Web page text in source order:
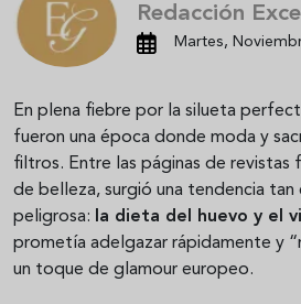
Redacción
Martes,
En plena fiebre por la silueta
fueron una época donde moda y
filtros. Entre las páginas de revistas
de belleza, surgió una tendencia
peligrosa: la dieta del huevo y el
prometía adelgazar rápidamente y
un toque de glamour europeo.